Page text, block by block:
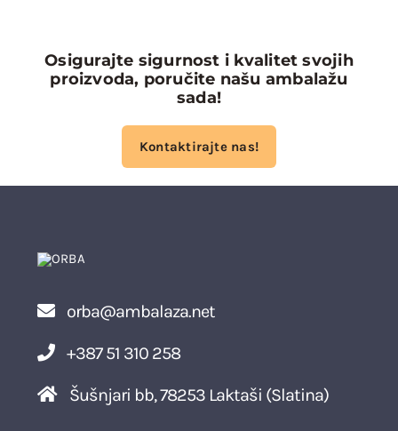
Osigurajte sigurnost i kvalitet svojih
proizvoda, poručite našu ambalažu
sada!
Kontaktirajte nas!
orba@ambalaza.net
+387 51 310 258
Šušnjari bb, 78253 Laktaši (Slatina)